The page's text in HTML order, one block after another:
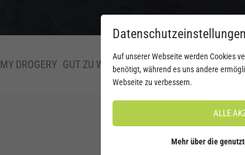
MY DROGERY GUT ZU WISSEN ANGEBOTE & AKTIONEN
Datenschutzeinstellungen
Auf unserer Webseite werden Cookies
benötigt, während es uns andere
Webseite zu verbessern.
ALLE
Mehr über die